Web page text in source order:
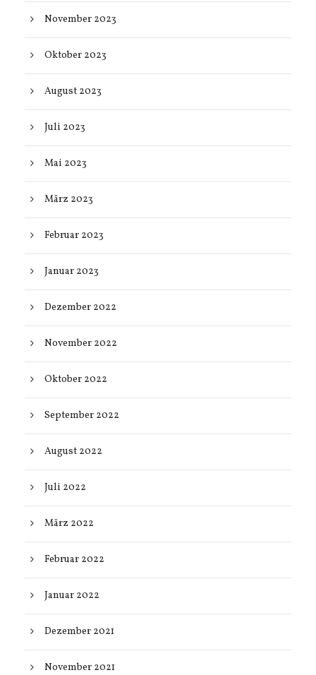
November 2023
Oktober 2023
August 2023
Juli 2023
Mai 2023
März 2023
Februar 2023
Januar 2023
Dezember 2022
November 2022
Oktober 2022
September 2022
August 2022
Juli 2022
März 2022
Februar 2022
Januar 2022
Dezember 2021
November 2021